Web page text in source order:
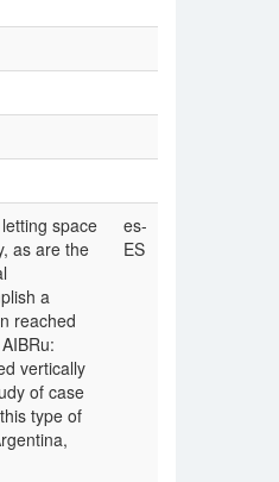
space
as are the
a
reached
vertically
of case
type of
es-
ES